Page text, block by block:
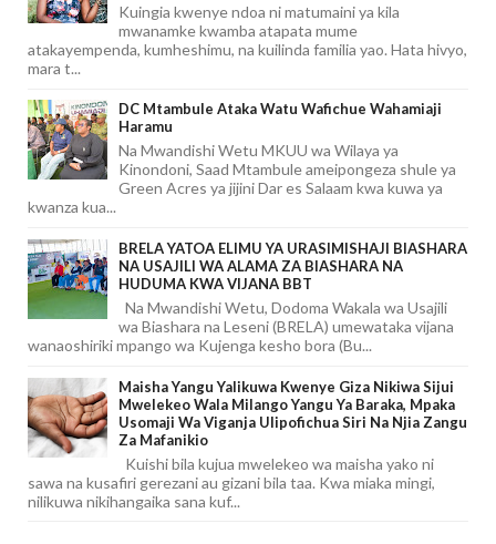
Kuingia kwenye ndoa ni matumaini ya kila
mwanamke kwamba atapata mume
atakayempenda, kumheshimu, na kuilinda familia yao. Hata hivyo,
mara t...
DC Mtambule Ataka Watu Wafichue Wahamiaji
Haramu
Na Mwandishi Wetu MKUU wa Wilaya ya
Kinondoni, Saad Mtambule ameipongeza shule ya
Green Acres ya jijini Dar es Salaam kwa kuwa ya
kwanza kua...
BRELA YATOA ELIMU YA URASIMISHAJI BIASHARA
NA USAJILI WA ALAMA ZA BIASHARA NA
HUDUMA KWA VIJANA BBT
Na Mwandishi Wetu, Dodoma Wakala wa Usajili
wa Biashara na Leseni (BRELA) umewataka vijana
wanaoshiriki mpango wa Kujenga kesho bora (Bu...
Maisha Yangu Yalikuwa Kwenye Giza Nikiwa Sijui
Mwelekeo Wala Milango Yangu Ya Baraka, Mpaka
Usomaji Wa Viganja Ulipofichua Siri Na Njia Zangu
Za Mafanikio
Kuishi bila kujua mwelekeo wa maisha yako ni
sawa na kusafiri gerezani au gizani bila taa. Kwa miaka mingi,
nilikuwa nikihangaika sana kuf...